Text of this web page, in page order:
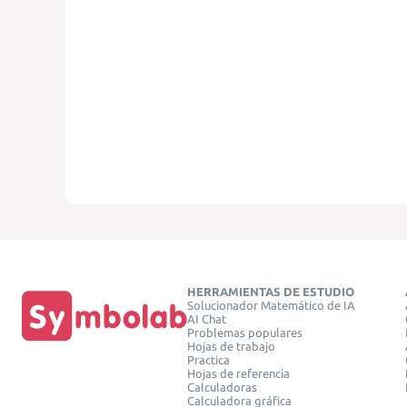
HERRAMIENTAS DE ESTUDIO
Solucionador Matemático de IA
AI Chat
Problemas populares
Hojas de trabajo
Practica
Hojas de referencia
Calculadoras
Calculadora gráfica